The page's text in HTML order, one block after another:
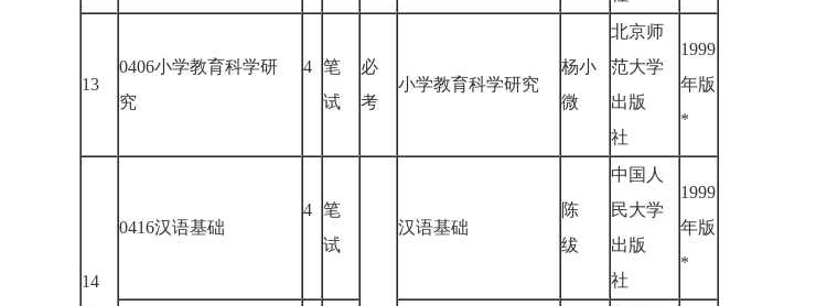
13
0406小学教育科学研
究
4 笔
试
必
考
小学教育科学研究
杨小
微
北京师
范大学
出版
社
1999
年版
*
14
0416汉语基础
4 笔
试
汉语基础
陈
绂
中国人
民大学
出版
社
1999
年版
*